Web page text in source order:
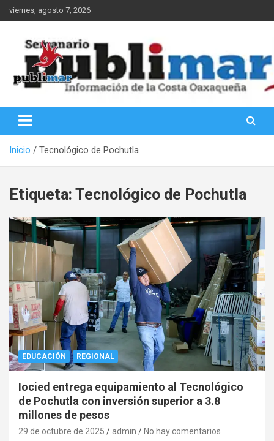
Saltar
al
viernes, agosto 7, 2026
PubliMar
Inicio Tecnológico de Pochutla
Etiqueta: Tecnológico de Pochutla
EDUCACIÓN REGIONAL
Iocied entrega equipamiento al Tecnológico
de Pochutla con inversión superior a 3.8
millones de pesos
29 de octubre de 2025 admin No hay comentarios